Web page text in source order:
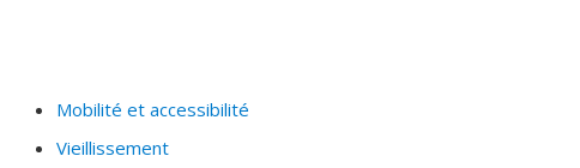
Mobilité et accessibilité
Vieillissement